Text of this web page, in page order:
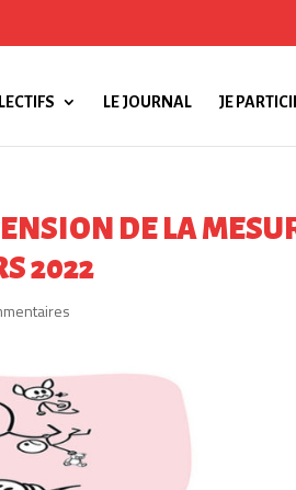
LE JOURNAL JE
DE LA
2022